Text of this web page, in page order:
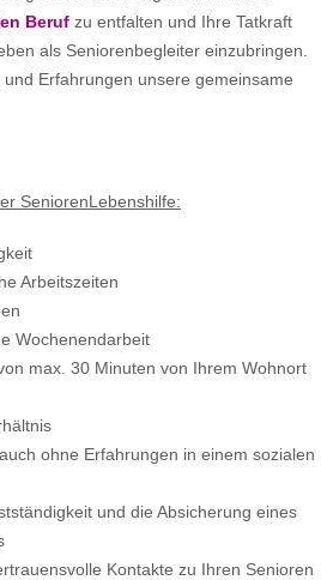
Beruf zu entfalten und Ihre Tatkraft
als Seniorenbegleiter einzubringen.
Erfahrungen unsere gemeinsame
SeniorenLebenshilfe:
Arbeitszeiten
Wochenendarbeit
max. 30 Minuten von Ihrem Wohnort
ohne Erfahrungen in einem sozialen
und die Absicherung eines
Kontakte zu Ihren Senioren